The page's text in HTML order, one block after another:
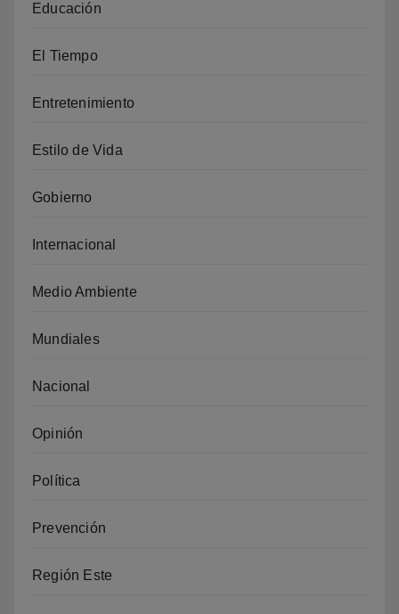
Educación
El Tiempo
Entretenimiento
Estilo de Vida
Gobierno
Internacional
Medio Ambiente
Mundiales
Nacional
Opinión
Política
Prevención
Región Este